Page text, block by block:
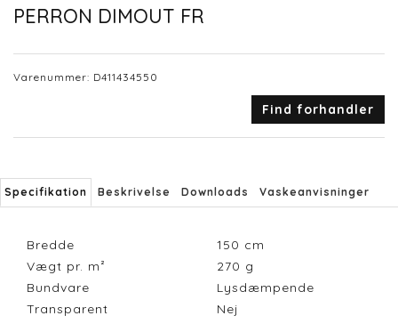
PERRON DIMOUT FR
Varenummer: D411434550
Find forhandler
Specifikation Beskrivelse Downloads Vaskeanvisninger
Bredde 150 cm
Vægt pr. m²
270 g
Bundvare
Lysdæmpende
Transparent
Nej